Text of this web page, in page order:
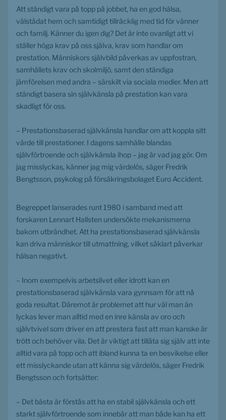
Att ständigt vara på topp på jobbet, ha en god hälsa,
välstädat hem och samtidigt tillräcklig med tid för vänner
och familj. Känner du igen dig? Det är inte ovanligt att vi
ställer höga krav på oss själva, krav som handlar om
prestation. Människors självbild påverkas av uppfostran,
samhällets krav och skolmiljö, samt den ständiga
jämförelsen med andra – särskilt via sociala medier. Men att
ständigt basera sin självkänsla på prestation kan vara
skadligt för oss.
– Prestationsbaserad självkänsla handlar om att koppla sitt
värde till prestationer. I dagens samhälle blandas
självförtroende och självkänsla ihop – jag är vad jag gör. Om
jag misslyckas, känner jag mig värdelös, säger Fredrik
Bengtsson, psykolog på försäkringsbolaget Euro Accident.
Begreppet lanserades runt 1980 i samband med att
forskaren Lennart Hallsten undersökte mekanismerna
bakom utbrändhet. Att ha prestationsbaserad självkänsla
kan driva människor till utmattning, vilket såklart påverkar
hälsan negativt.
– Inom exempelvis arbetslivet eller idrott kan en
prestationsbaserad självkänsla vara gynnsam för att nå
goda resultat. Däremot är problemet att hur väl man än
lyckas lever man alltid med en inre känsla av oro och
självtvivel som driver en att prestera fast att man kanske är
trött och behöver vila. Det är viktigt att tillåta sig själv att inte
alltid vara på topp och att ibland kunna ta en besvikelse eller
ett misslyckande utan att känna sig värdelös, säger Fredrik
Bengtsson och fortsätter:
– Det bästa är förstås att ha en stabil självkänsla och ett
starkt självförtroende som innebär att man både kan ha ett